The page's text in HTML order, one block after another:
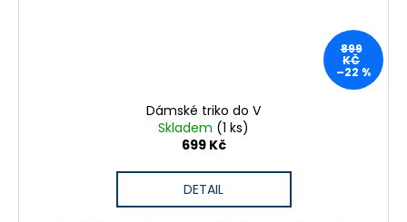
899
KČ
–22 %
Dámské triko do V
Skladem (1 ks)
699 Kč
DETAIL